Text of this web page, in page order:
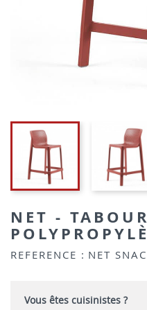
NET -
REFERENCE : NET
Vous êtes cuisinistes ?